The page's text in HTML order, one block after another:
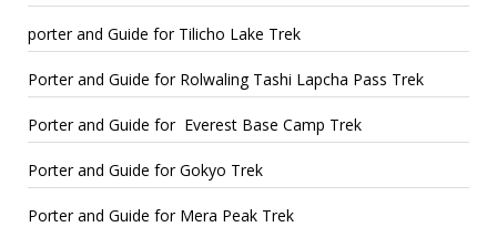
porter and Guide for Tilicho Lake Trek
Porter and Guide for Rolwaling Tashi Lapcha Pass Trek
Porter and Guide for Everest Base Camp Trek
Porter and Guide for Gokyo Trek
Porter and Guide for Mera Peak Trek